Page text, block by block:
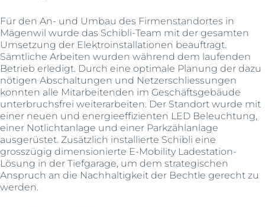
Für den An- und Umbau des Firmenstandortes in
Mägenwil wurde das Schibli-Team mit der gesamten
Umsetzung der Elektroinstallationen beauftragt.
Sämtliche Arbeiten wurden während dem laufenden
Betrieb erledigt. Durch eine optimale Planung der dazu
nötigen Abschaltungen und Netzerschliessungen
konnten alle Mitarbeitenden im Geschäftsgebäude
unterbruchsfrei weiterarbeiten. Der Standort wurde mit
einer neuen und energieeffizienten LED Beleuchtung,
einer Notlichtanlage und einer Parkzählanlage
ausgerüstet. Zusätzlich installierte Schibli eine
grosszügig dimensionierte E-Mobility Ladestation-
Lösung in der Tiefgarage, um dem strategischen
Anspruch an die Nachhaltigkeit der Bechtle gerecht zu
werden.